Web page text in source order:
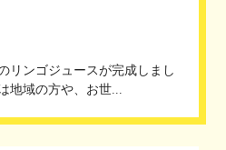
リンゴジュースが完成しまし
地域の方や、お世...